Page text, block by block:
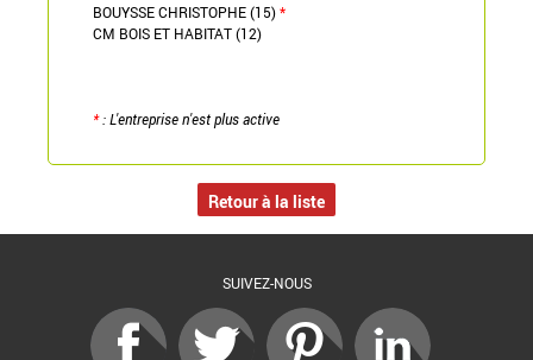
BOUYSSE CHRISTOPHE (15)*
CM BOIS ET HABITAT (12)
*: L'entreprise n'est plus active
Retour à la liste
SUIVEZ-NOUS